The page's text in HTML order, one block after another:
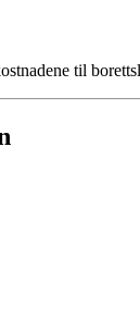
til